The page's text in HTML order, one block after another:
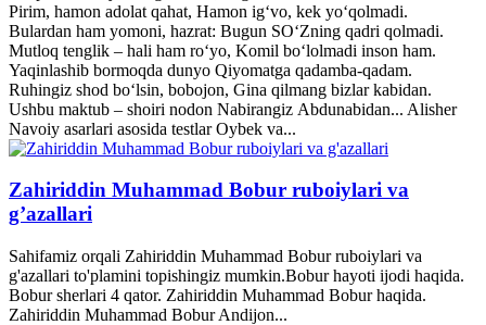
Pirim, hamon adolat qahat, Hamon ig‘vo, kek yo‘qolmadi.
Bulardan ham yomoni, hazrat: Bugun SO‘Zning qadri qolmadi.
Mutloq tenglik – hali ham ro‘yo, Komil bo‘lolmadi inson ham.
Yaqinlashib bormoqda dunyo Qiyomatga qadamba-qadam.
Ruhingiz shod bo‘lsin, bobojon, Gina qilmang bizlar kabidan.
Ushbu maktub – shoiri nodon Nabirangiz Abdunabidan... Alisher
Navoiy asarlari asosida testlar Oybek va...
Zahiriddin Muhammad Bobur ruboiylari va
g’azallari
Sahifamiz orqali Zahiriddin Muhammad Bobur ruboiylari va
g'azallari to'plamini topishingiz mumkin.Bobur hayoti ijodi haqida.
Bobur sherlari 4 qator. Zahiriddin Muhammad Bobur haqida.
Zahiriddin Muhammad Bobur Andijon...